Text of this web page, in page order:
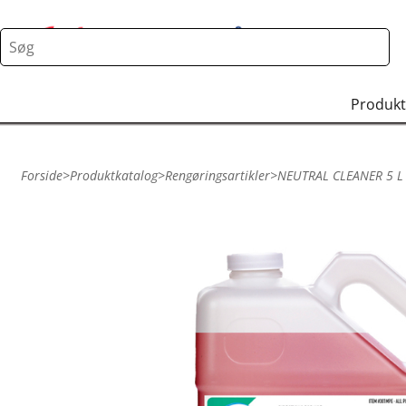
Forside>Produktkatalog>Rengøringsartikler>NEUTRAL CLEANER 5 L